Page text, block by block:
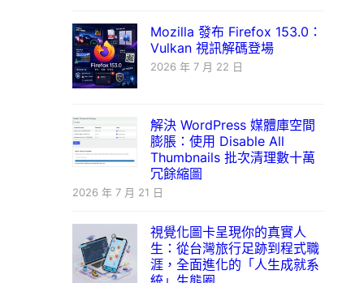
Mozilla 發布 Firefox 153.0：
Vulkan 視訊解碼登場
2026 年 7 月 22 日
解決 WordPress 媒體庫空間
膨脹：使用 Disable All
Thumbnails 批次清理數十萬
冗餘縮圖
2026 年 7 月 21 日
視覺化圖卡呈現你的真實人
生：從台灣旅行足跡到程式職
涯，全面進化的「人生成就系